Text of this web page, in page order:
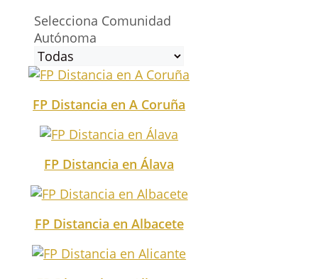
Selecciona Comunidad
Autónoma
FP Distancia en A Coruña
FP Distancia en Álava
FP Distancia en Albacete